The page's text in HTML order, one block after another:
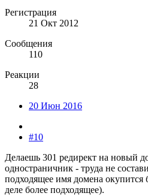
Регистрация
21 Окт 2012
Сообщения
110
Реакции
28
20 Июн 2016
#10
Делаешь 301 редирект на новый
одностраничник - труда не
подходящее имя домена окупится
деле более подходящее).